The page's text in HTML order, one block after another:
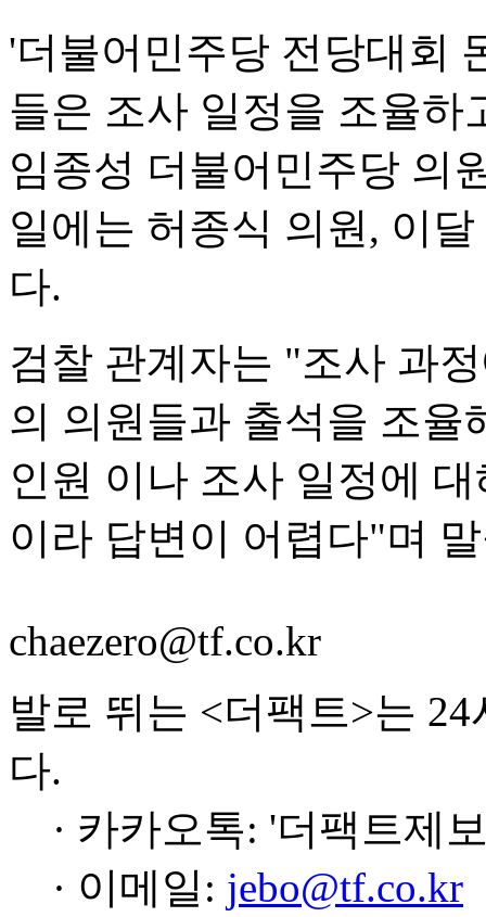
'더불어민주당 전당대회
들은 조사 일정을 조율하
임종성 더불어민주당 의
일에는 허종식 의원, 이
다.
검찰 관계자는 "조사 과
의 의원들과 출석을 조
인원 이나 조사 일정에
이라 답변이 어렵다"며
chaezero@tf.co.kr
발로 뛰는 <더팩트>는
다.
· 카카오톡: '더팩트제
· 이메일: jebo@tf.co.kr